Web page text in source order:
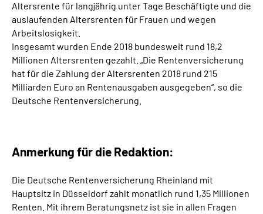
Altersrente für langjährig unter Tage Beschäftigte und die
auslaufenden Altersrenten für Frauen und wegen
Arbeitslosigkeit.
Insgesamt wurden Ende 2018 bundesweit rund 18,2
Millionen Altersrenten gezahlt. „Die Rentenversicherung
hat für die Zahlung der Altersrenten 2018 rund 215
Milliarden Euro an Rentenausgaben ausgegeben“, so die
Deutsche Rentenversicherung.
Anmerkung für die Redaktion:
Die Deutsche Rentenversicherung Rheinland mit
Hauptsitz in Düsseldorf zahlt monatlich rund 1,35 Millionen
Renten. Mit ihrem Beratungsnetz ist sie in allen Fragen